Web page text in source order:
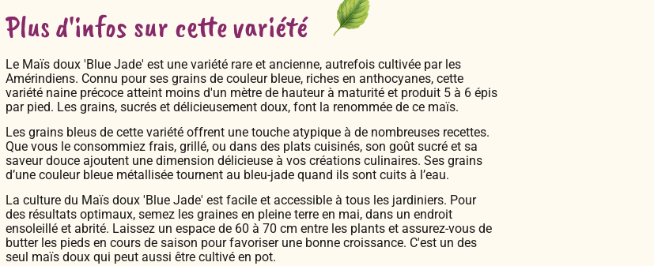
Plus d'infos sur cette variété
Le Maïs doux 'Blue Jade' est une variété rare et ancienne, autrefois cultivée par les
Amérindiens. Connu pour ses grains de couleur bleue, riches en anthocyanes, cette
variété naine précoce atteint moins d'un mètre de hauteur à maturité et produit 5 à 6 épis
par pied. Les grains, sucrés et délicieusement doux, font la renommée de ce maïs.
Les grains bleus de cette variété offrent une touche atypique à de nombreuses recettes.
Que vous le consommiez frais, grillé, ou dans des plats cuisinés, son goût sucré et sa
saveur douce ajoutent une dimension délicieuse à vos créations culinaires. Ses grains
d’une couleur bleue métallisée tournent au bleu-jade quand ils sont cuits à l’eau.
La culture du Maïs doux 'Blue Jade' est facile et accessible à tous les jardiniers. Pour
des résultats optimaux, semez les graines en pleine terre en mai, dans un endroit
ensoleillé et abrité. Laissez un espace de 60 à 70 cm entre les plants et assurez-vous de
butter les pieds en cours de saison pour favoriser une bonne croissance. C'est un des
seul maïs doux qui peut aussi être cultivé en pot.